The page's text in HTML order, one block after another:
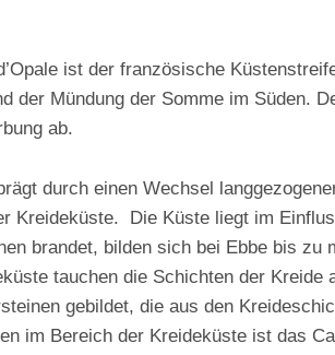
ist der französische
der Mündung der Somme im Süden.
ab.
durch einen Wechsel
Kreideküste. Die Küste liegt im
brandet, bilden sich bei Ebbe bis
tauchen die Schichten der
gebildet, die aus den
im Bereich der Kreideküste ist das